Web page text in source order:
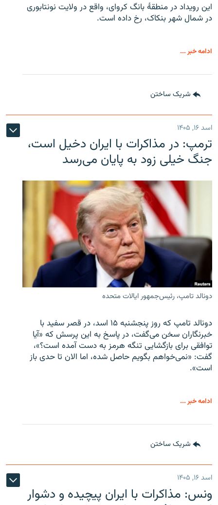
این رویداد در منطقۀ بانگ کروای، واقع در ولایت نونتابوری
در شمال شهر بنکاک، رخ داده است.
ادامه خبر ...
شریک ساختن
اسد ۱۶, ۱۴۰۵
ترمپ: در مذاکرات با ایران دخیل است،
جنگ خیلی زود به پایان می‌رسد
دونالد تامپ، رئیس‌جمهور ایالات متحده
دونالد تامپ که روز پنجشنبه ۱۵ اسد، در قصر سفید با
خبرنگاران سخن می‌گفت، در پاسخ به این پرسش که «آیا
توافقی برای بازگشایی تنگه هرمز به دست آمده است؟»،
گفت: «نمی‌خواهم بگویم حاصل شده، اما الان تا حدی باز
است».
ادامه خبر ...
شریک ساختن
اسد ۱۶, ۱۴۰۵
ونس: مذاکرات با ایران پیچیده و دشوار